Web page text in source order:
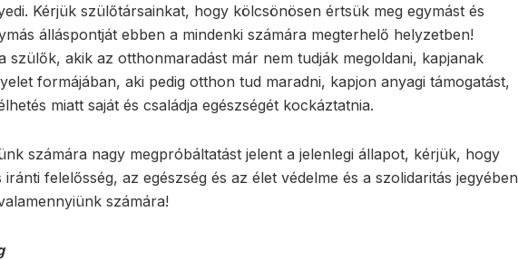
Kérjük szülőtársainkat, hogy kölcsönösen értsük meg egymást és
álláspontját ebben a mindenki számára megterhelő helyzetben!
szülők, akik az otthonmaradást már nem tudják megoldani, kapjanak
formájában, aki pedig otthon tud maradni, kapjon anyagi támogatást,
miatt saját és családja egészségét kockáztatnia.
számára nagy megpróbáltatást jelent a jelenlegi állapot, kérjük, hogy
felelősség, az egészség és az élet védelme és a szolidaritás jegyében
számára!